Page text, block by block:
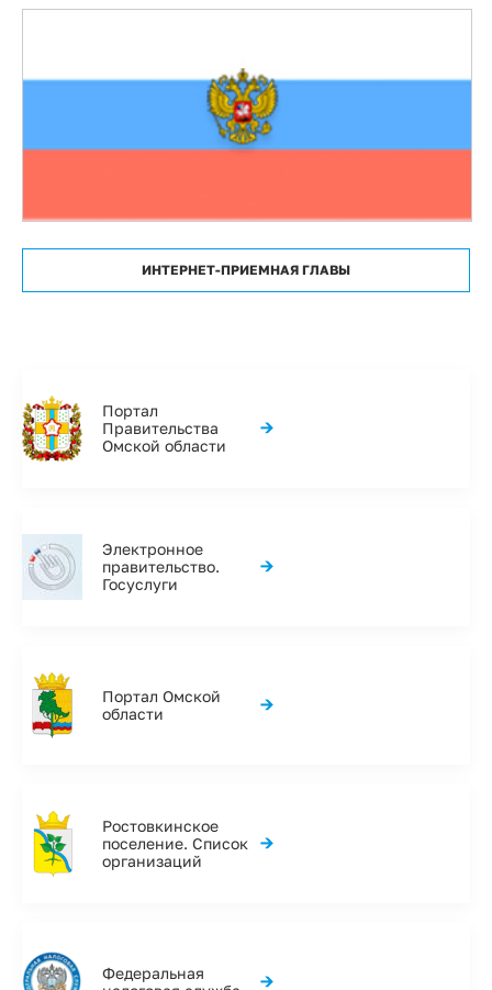
ИНТЕРНЕТ-ПРИЕМНАЯ ГЛАВЫ
Портал
Правительства
Омской области
→
Электронное
правительство.
Госуслуги
→
Портал Омской
области
→
Ростовкинское
поселение. Список
организаций
→
Федеральная
→